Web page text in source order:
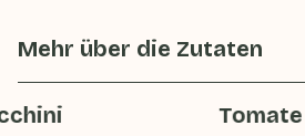
Mehr über die Zutaten
Tomate